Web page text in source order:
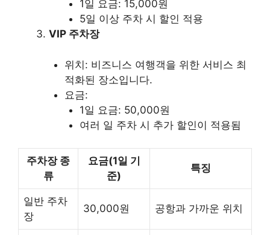
1일 요금: 15,000원
5일 이상 주차 시 할인 적용
VIP 주차장
위치: 비즈니스 여행객을 위한 서비스 최
적화된 장소입니다.
요금:
1일 요금: 50,000원
여러 일 주차 시 추가 할인이 적용됨
주차장 종
류
요금(1일 기
준)
특징
일반 주차
장
30,000원 공항과 가까운 위치